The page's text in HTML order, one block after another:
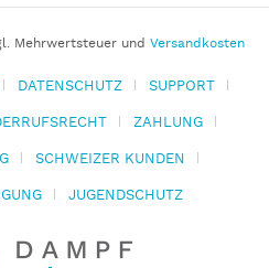
Mehrwertsteuer und Versandkosten
DATENSCHUTZ
SUPPORT
ZAHLUNG
SCHWEIZER KUNDEN
JUGENDSCHUTZ